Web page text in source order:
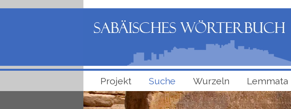
Projekt Suche Wurzeln Lemmata